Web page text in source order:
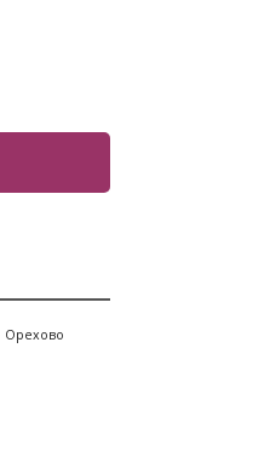
Орехово